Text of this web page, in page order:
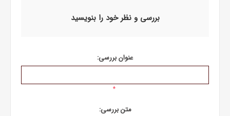
بررسی و نظر خود را بنویسید
عنوان بررسی:
*
متن بررسی: